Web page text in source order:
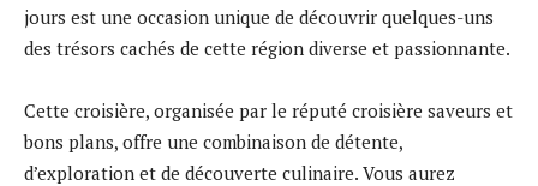
jours est une occasion unique de découvrir quelques-uns
des trésors cachés de cette région diverse et passionnante.
Cette croisière, organisée par le réputé croisière saveurs et
bons plans, offre une combinaison de détente,
d’exploration et de découverte culinaire. Vous aurez